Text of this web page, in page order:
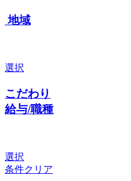
地域
選択
こだわり
給与/職種
選択
条件クリア